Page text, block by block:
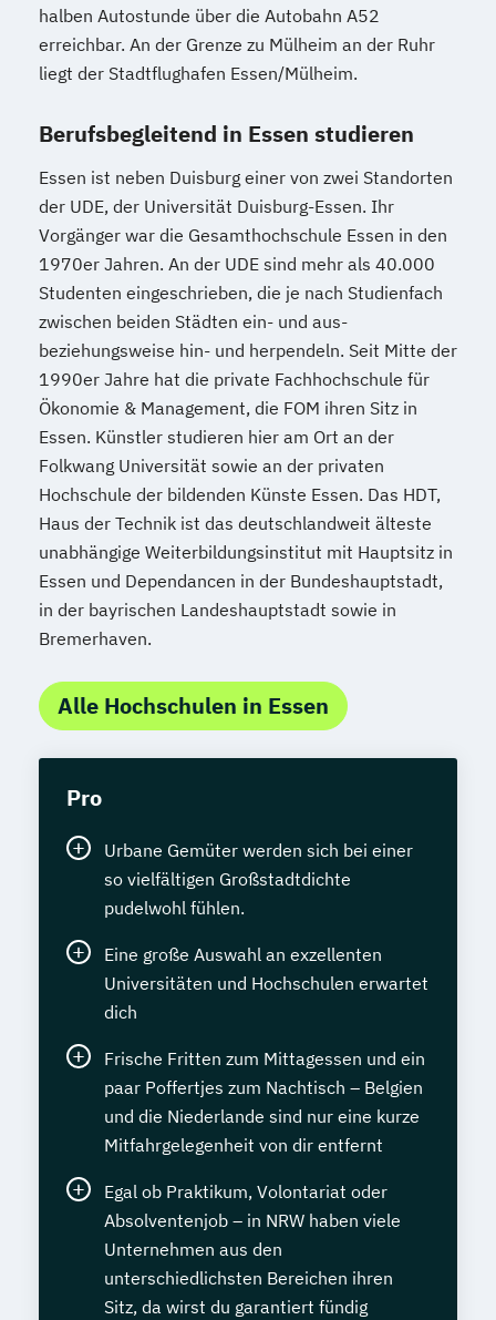
halben Autostunde über die Autobahn A52
erreichbar. An der Grenze zu Mülheim an der Ruhr
liegt der Stadtflughafen Essen/Mülheim.
Berufsbegleitend in Essen studieren
Essen ist neben Duisburg einer von zwei Standorten
der UDE, der Universität Duisburg-Essen. Ihr
Vorgänger war die Gesamthochschule Essen in den
1970er Jahren. An der UDE sind mehr als 40.000
Studenten eingeschrieben, die je nach Studienfach
zwischen beiden Städten ein- und aus-
beziehungsweise hin- und herpendeln. Seit Mitte der
1990er Jahre hat die private Fachhochschule für
Ökonomie & Management, die FOM ihren Sitz in
Essen. Künstler studieren hier am Ort an der
Folkwang Universität sowie an der privaten
Hochschule der bildenden Künste Essen. Das HDT,
Haus der Technik ist das deutschlandweit älteste
unabhängige Weiterbildungsinstitut mit Hauptsitz in
Essen und Dependancen in der Bundeshauptstadt,
in der bayrischen Landeshauptstadt sowie in
Bremerhaven.
Alle Hochschulen in Essen
Pro
Urbane Gemüter werden sich bei einer
so vielfältigen Großstadtdichte
pudelwohl fühlen.
Eine große Auswahl an exzellenten
Universitäten und Hochschulen erwartet
dich
Frische Fritten zum Mittagessen und ein
paar Poffertjes zum Nachtisch – Belgien
und die Niederlande sind nur eine kurze
Mitfahrgelegenheit von dir entfernt
Egal ob Praktikum, Volontariat oder
Absolventenjob – in NRW haben viele
Unternehmen aus den
unterschiedlichsten Bereichen ihren
Sitz, da wirst du garantiert fündig